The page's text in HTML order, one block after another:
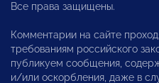
Все права защищены.
Комментарии на сайте
требованиям российского
публикуем сообщения,
и/или оскорбления, даже в